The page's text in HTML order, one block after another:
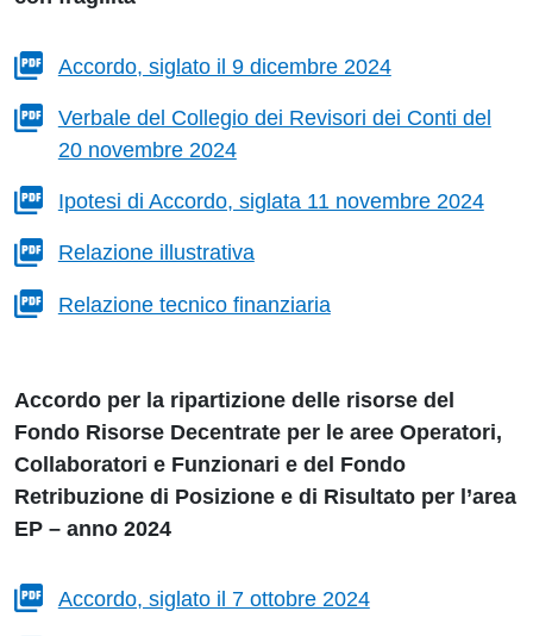
Accordo, siglato il 9 dicembre 2024
Verbale del Collegio dei Revisori dei Conti del
20 novembre 2024
Ipotesi di Accordo, siglata 11 novembre 2024
Relazione illustrativa
Relazione tecnico finanziaria
Accordo per la ripartizione delle risorse del
Fondo Risorse Decentrate per le aree Operatori,
Collaboratori e Funzionari e del Fondo
Retribuzione di Posizione e di Risultato per l’area
EP – anno 2024
Accordo, siglato il 7 ottobre 2024